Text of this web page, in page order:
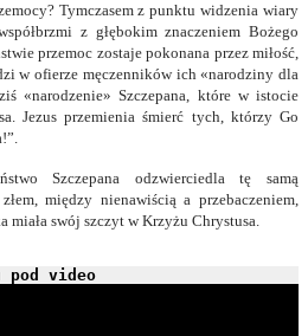
Tymczasem z punktu widzenia wiary
z głębokim znaczeniem Bożego
przemoc zostaje pokonana przez miłość,
w ofierze męczenników ich «narodziny dla
«narodzenie» Szczepana, które w istocie
Jezus przemienia śmierć tych, którzy Go
Szczepana odzwierciedla tę samą
między nienawiścią a przebaczeniem,
miała swój szczyt w Krzyżu Chrystusa.
pod video